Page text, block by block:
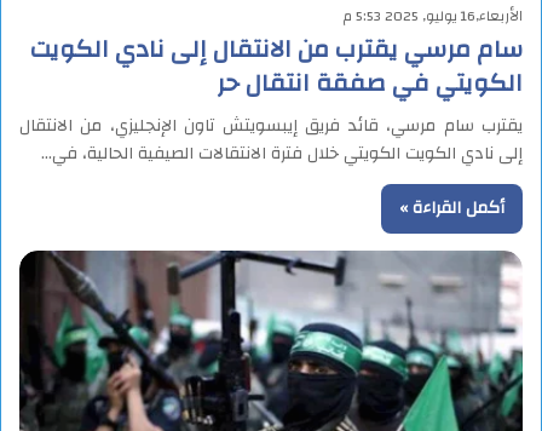
الأربعاء,16 يوليو, 2025 5:53 م
سام مرسي يقترب من الانتقال إلى نادي الكويت
الكويتي في صفقة انتقال حر
يقترب سام مرسي، قائد فريق إيبسويتش تاون الإنجليزي، من الانتقال
إلى نادي الكويت الكويتي خلال فترة الانتقالات الصيفية الحالية، في…
أكمل القراءة »